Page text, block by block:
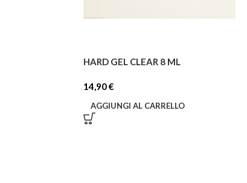
HARD GEL CLEAR 8 ML
14,90€
AGGIUNGI AL CARRELLO